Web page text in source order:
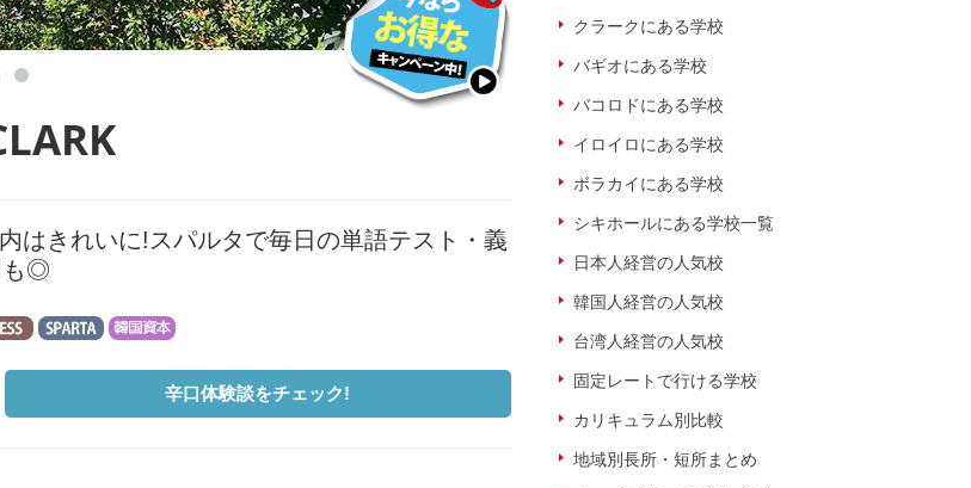
はきれいに!スパルタで毎日の単語テスト・義
も◎
辛口体験談をチェック!
クラークにある学校
バギオにある学校
バコロドにある学校
イロイロにある学校
ボラカイにある学校
シキホールにある学校一覧
日本人経営の人気校
韓国人経営の人気校
台湾人経営の人気校
固定レートで行ける学校
カリキュラム別比較
地域別長所・短所まとめ